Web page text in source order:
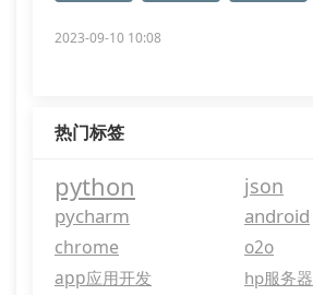
2023-09-10 10:08
热门标签
python json
pycharm android
chrome
o2o
app应用开发
hp服务器